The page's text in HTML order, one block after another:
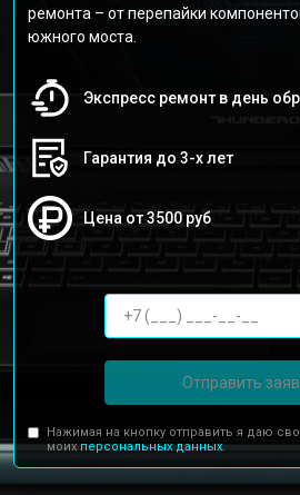
ремонта – от перепайки
южного моста.
Экспресс ремонт в день
Гарантия до 3-х лет
Цена от 3500 руб
Отправить
Нажимая на кнопку отправить я даю
моихперсональных данных.